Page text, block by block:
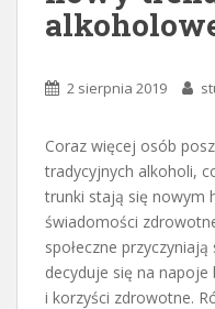
2 sierpnia 2019
Coraz więcej osób
tradycyjnych alkoholi,
trunki stają się nowym
świadomości
społeczne
decyduje się na
i korzyści zdrowotne.